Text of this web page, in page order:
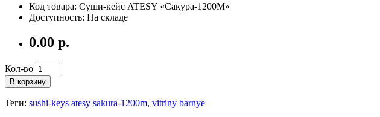
Код товара: Суши-кейс ATESY «Сакура-1200М»
Доступность: На складе
0.00 р.
Кол-во
В корзину
Теги: sushi-keys atesy sakura-1200m, vitriny barnye